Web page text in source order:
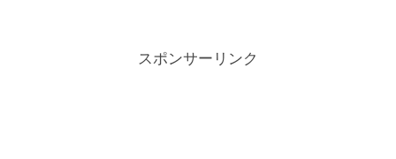
スポンサーリンク